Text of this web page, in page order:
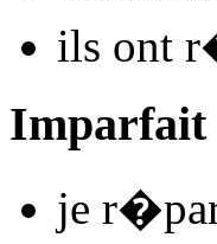
ils ont
Imparfait
je